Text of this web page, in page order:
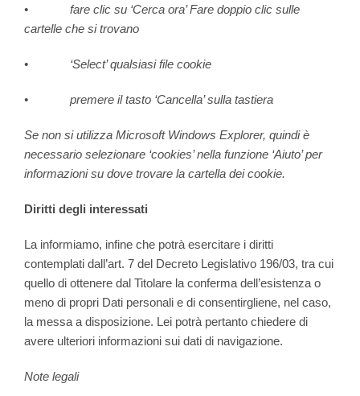
• fare clic su ‘Cerca ora’ Fare doppio clic sulle
cartelle che si trovano
• ‘Select’ qualsiasi file cookie
• premere il tasto ‘Cancella’ sulla tastiera
Se non si utilizza Microsoft Windows Explorer, quindi è
necessario selezionare ‘cookies’ nella funzione ‘Aiuto’ per
informazioni su dove trovare la cartella dei cookie.
Diritti degli interessati
La informiamo, infine che potrà esercitare i diritti
contemplati dall’art. 7 del Decreto Legislativo 196/03, tra cui
quello di ottenere dal Titolare la conferma dell’esistenza o
meno di propri Dati personali e di consentirgliene, nel caso,
la messa a disposizione. Lei potrà pertanto chiedere di
avere ulteriori informazioni sui dati di navigazione.
Note legali